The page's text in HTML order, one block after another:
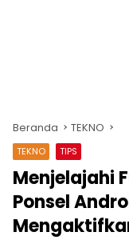
Beranda TEKNO
TEKNO TIPS
Menjelajahi
Ponsel